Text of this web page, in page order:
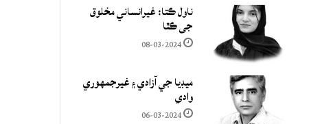
ناول ڪتا: غيرانساني مخلوق
جي ڪٿا
08-03-2024
ميڊيا جي آزادي ۽ غيرجمھوري
وادي
06-03-2024